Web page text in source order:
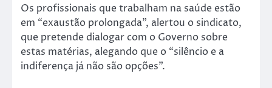
Os profissionais que trabalham na saúde estão
em “exaustão prolongada”, alertou o sindicato,
que pretende dialogar com o Governo sobre
estas matérias, alegando que o “silêncio e a
indiferença já não são opções”.